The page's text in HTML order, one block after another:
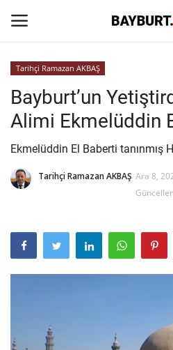
Anasayfa
Haber
Fotoğraf
Tarihçi Ramazan AKBAŞ
Bayburt’un
Alimi Ekmelüddin
Ekmelüddin El Baberti tanınmış
Tarihçi Ramazan AKBAŞ Ara 8,